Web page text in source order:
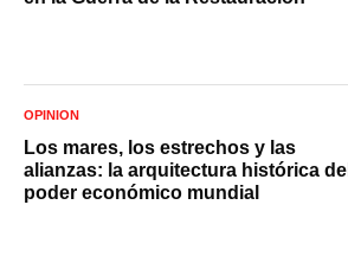
OPINIÓN
Los mares, los estrechos y las
alianzas: la arquitectura histórica del
poder económico mundial